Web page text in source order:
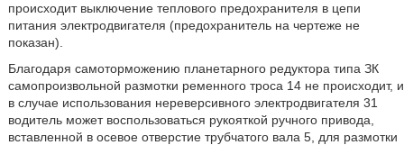
происходит выключение теплового предохранителя в цепи
питания электродвигателя (предохранитель на чертеже не
показан).
Благодаря самоторможению планетарного редуктора типа ЗК
самопроизвольной размотки ременного троса 14 не происходит, и
в случае использования нереверсивного электродвигателя 31
водитель может воспользоваться рукояткой ручного привода,
вставленной в осевое отверстие трубчатого вала 5, для размотки